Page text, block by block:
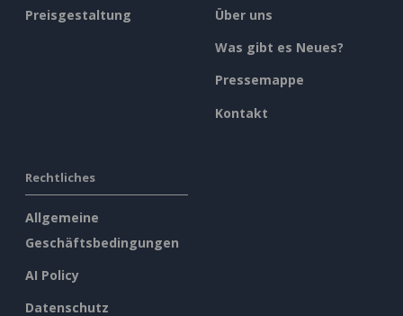
Preisgestaltung
Über uns
Was gibt es Neues?
Pressemappe
Kontakt
Rechtliches
Allgemeine
Geschäftsbedingungen
AI Policy
Datenschutz